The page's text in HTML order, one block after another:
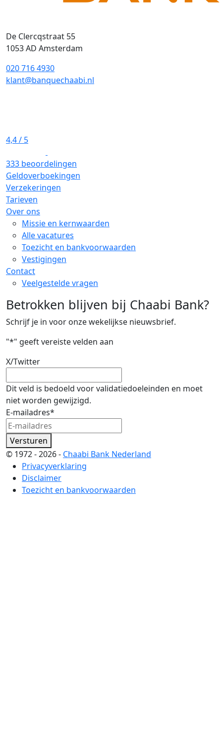
De Clercqstraat 55
1053 AD Amsterdam
020 716 4930
klant@banquechaabi.nl
4,4/ 5
333 beoordelingen
Geldoverboekingen
Verzekeringen
Tarieven
Over ons
Missie en kernwaarden
Alle vacatures
Toezicht en bankvoorwaarden
Vestigingen
Contact
Veelgestelde vragen
Betrokken blijven bij Chaabi Bank?
Schrijf je in voor onze wekelijkse nieuwsbrief.
"*" geeft vereiste velden aan
X/Twitter
Dit veld is bedoeld voor validatiedoeleinden en moet
niet worden gewijzigd.
E-mailadres*
Versturen
© 1972 - 2026 - Chaabi Bank Nederland
Privacyverklaring
Disclaimer
Toezicht en bankvoorwaarden